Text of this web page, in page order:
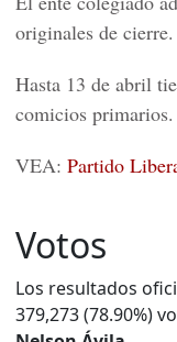
originales de cierre.
Hasta 13 de abril
comicios primarios.
VEA: Partido
Votos
Los resultados
379,273 (78.90%)